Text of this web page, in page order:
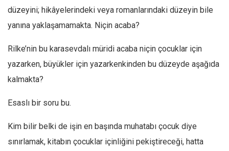
düzeyini; hikâyelerindeki veya romanlarındaki düzeyin bile
yanına yaklaşamamakta. Niçin acaba?
Rilke’nin bu karasevdalı müridi acaba niçin çocuklar için
yazarken, büyükler için yazarkenkinden bu düzeyde aşağıda
kalmakta?
Esaslı bir soru bu.
Kim bilir belki de işin en başında muhatabı çocuk diye
sınırlamak, kitabın çocuklar içinliğini pekiştireceği, hatta